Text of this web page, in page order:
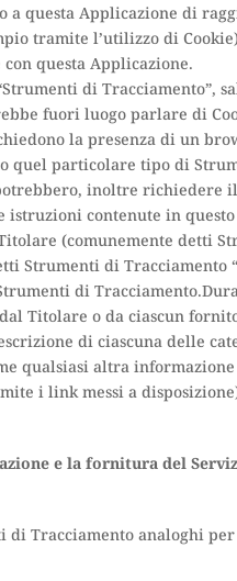
questa Applicazione di
tramite l’utilizzo di
questa Applicazione.
di Tracciamento”,
fuori luogo parlare di
la presenza di un
quel particolare tipo di
inoltre richiedere il
istruzioni contenute in
(comunemente detti
di Tracciamento
di
Titolare o da ciascun
di ciascuna delle
qualsiasi altra
i link messi a
e la fornitura del
Tracciamento analoghi